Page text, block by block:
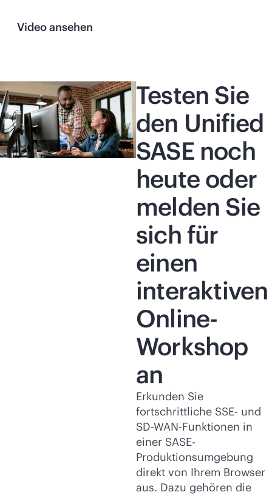
Video ansehen
Testen Sie
den Unified
SASE noch
heute oder
melden Sie
sich für
einen
interaktiven
Online-
Workshop
an
Erkunden Sie
fortschrittliche SSE- und
SD-WAN-Funktionen in
einer SASE-
Produktionsumgebung
direkt von Ihrem Browser
aus. Dazu gehören die